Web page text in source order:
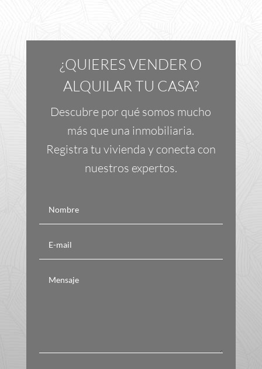
¿QUIERES VENDER O
ALQUILAR TU CASA?
Descubre por qué somos mucho
más que una inmobiliaria.
Registra tu vivienda y conecta con
nuestros expertos.